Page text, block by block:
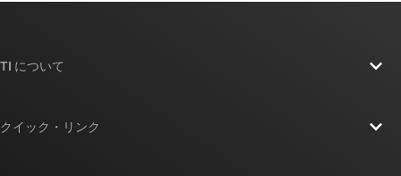
TI について
クイック・リンク